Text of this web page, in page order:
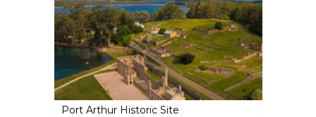
und bietet Besuchern Zugang zu einer reichen
Pionier- und Naturgeschichte. Corinna liegt
inmitten des unberührten gemäßigten
Regenwaldes und bietet Unterkünfte in Cottages,
ein stattliches Gästehaus sowie das Tarkine Hotel
und das Tannin Restaurant, das regionale Produkte
vor Ort serviert.
Port Arthur Historic Site